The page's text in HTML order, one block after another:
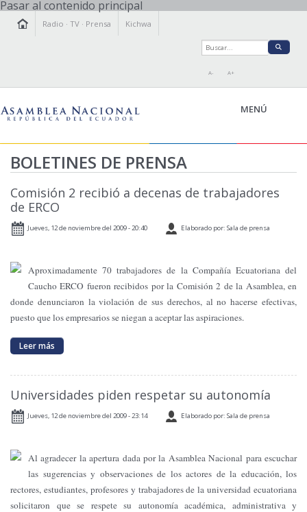
Pasar al contenido principal
Radio ·TV · Prensa Kichwa
A- A+
MENÚ
LA ASAMBLEA
LEGISLAMOS
FISCALIZAMOS
TRANSPARENCIA
PARTICIPACIÓN
RELACIONES INTERNACIONALES
AGENDA
BOLETINES DE PRENSA
Comisión 2 recibió a decenas de trabajadores
de ERCO
Jueves, 12 de noviembre del 2009 - 20:40 Elaborado por: Sala de prensa
Aproximadamente 70 trabajadores de la Compañía Ecuatoriana del
Caucho ERCO fueron recibidos por la Comisión 2 de la Asamblea, en
donde denunciaron la violación de sus derechos, al no hacerse efectivas,
puesto que los empresarios se niegan a aceptar las aspiraciones.
Leer más
Universidades piden respetar su autonomía
Jueves, 12 de noviembre del 2009 - 23:14 Elaborado por: Sala de prensa
Al agradecer la apertura dada por la Asamblea Nacional para escuchar
las sugerencias y observaciones de los actores de la educación, los
rectores, estudiantes, profesores y trabajadores de la universidad ecuatoriana
solicitaron que se respete su autonomía académica, administrativa y